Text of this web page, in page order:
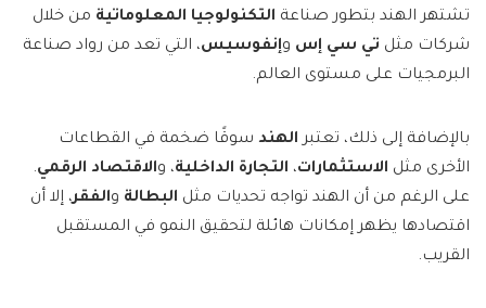
تشتهر الهند بتطور صناعة التكنولوجيا المعلوماتية من خلال
شركات مثل تي سي إس وإنفوسيس، التي تعد من رواد صناعة
البرمجيات على مستوى العالم.
بالإضافة إلى ذلك، تعتبر الهند سوقًا ضخمة في القطاعات
الأخرى مثل الاستثمارات، التجارة الداخلية، والاقتصاد الرقمي.
على الرغم من أن الهند تواجه تحديات مثل البطالة والفقر، إلا أن
اقتصادها يظهر إمكانات هائلة لتحقيق النمو في المستقبل
القريب.